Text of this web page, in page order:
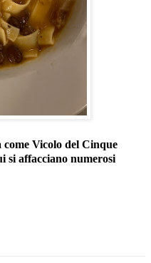
Vicolo del Cinque
si affacciano numerosi